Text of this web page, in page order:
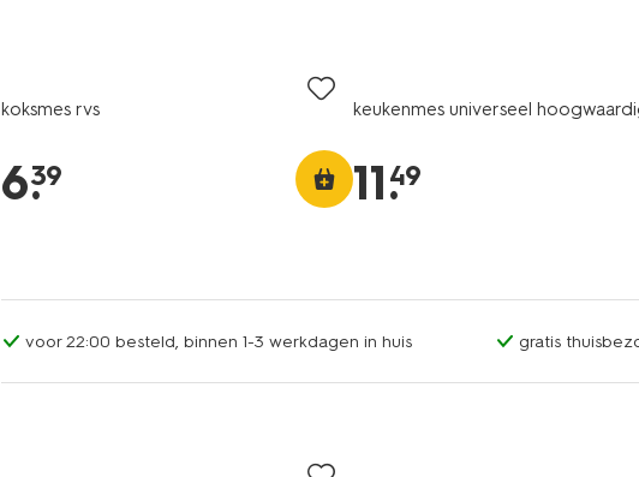
koksmes rvs
6.
39
keukenmes universeel
11.
49
voor 22:00 besteld, binnen 1-3 werkdagen in huis gratis